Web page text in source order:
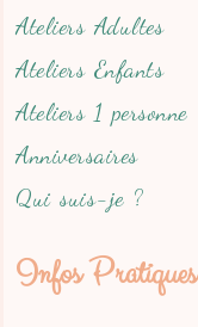
Ateliers Adultes
Ateliers Enfants
Ateliers 1 personne
Anniversaires
Qui suis-je ?
Infos Pratiques